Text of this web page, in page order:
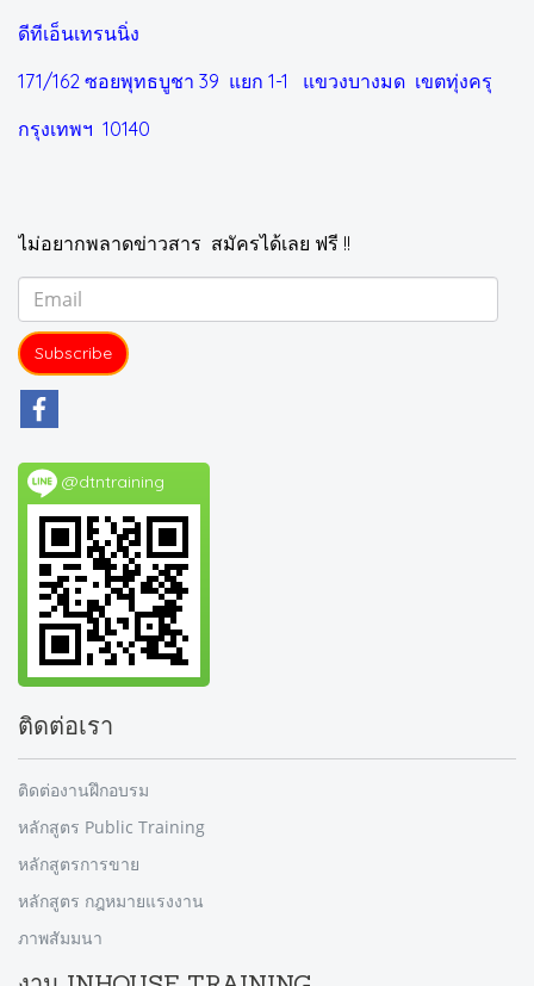
ดีทีเอ็นเทรนนิ่ง
171/162 ซอยพุทธบูชา 39 แยก 1-1 แขวงบางมด เขตทุ่งครุ
กรุงเทพฯ 10140
ไม่อยากพลาดข่าวสาร สมัครได้เลย ฟรี !!
Subscribe
@dtntraining
ติดต่อเรา
ติดต่องานฝึกอบรม
หลักสูตร Public Training
หลักสูตรการขาย
หลักสูตร กฎหมายแรงงาน
ภาพสัมมนา